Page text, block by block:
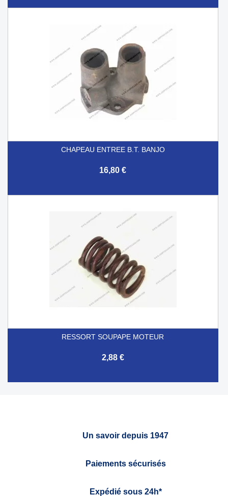
CHAPEAU ENTREE B.T. BANJO
16,80 €
RESSORT SOUPAPE MOTEUR
2,88 €
Un savoir depuis 1947
Paiements sécurisés
Expédié sous 24h*